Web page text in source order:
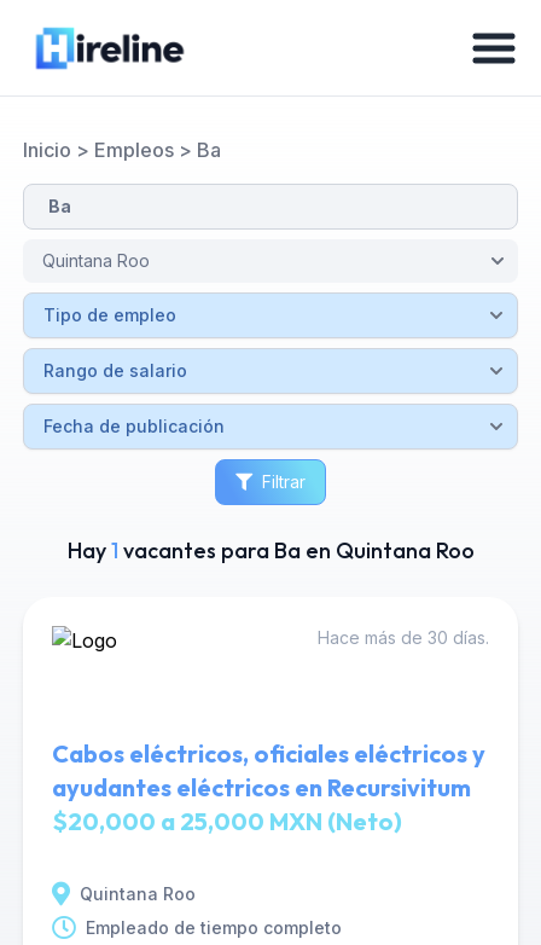
Inicio > Empleos> Ba
Filtrar
Hay1 vacantes para Ba en Quintana Roo
Hace más de 30 días.
Cabos eléctricos, oficiales eléctricos y
ayudantes eléctricos en Recursivitum
$20,000 a 25,000 MXN (Neto)
Quintana Roo
Empleado de tiempo completo